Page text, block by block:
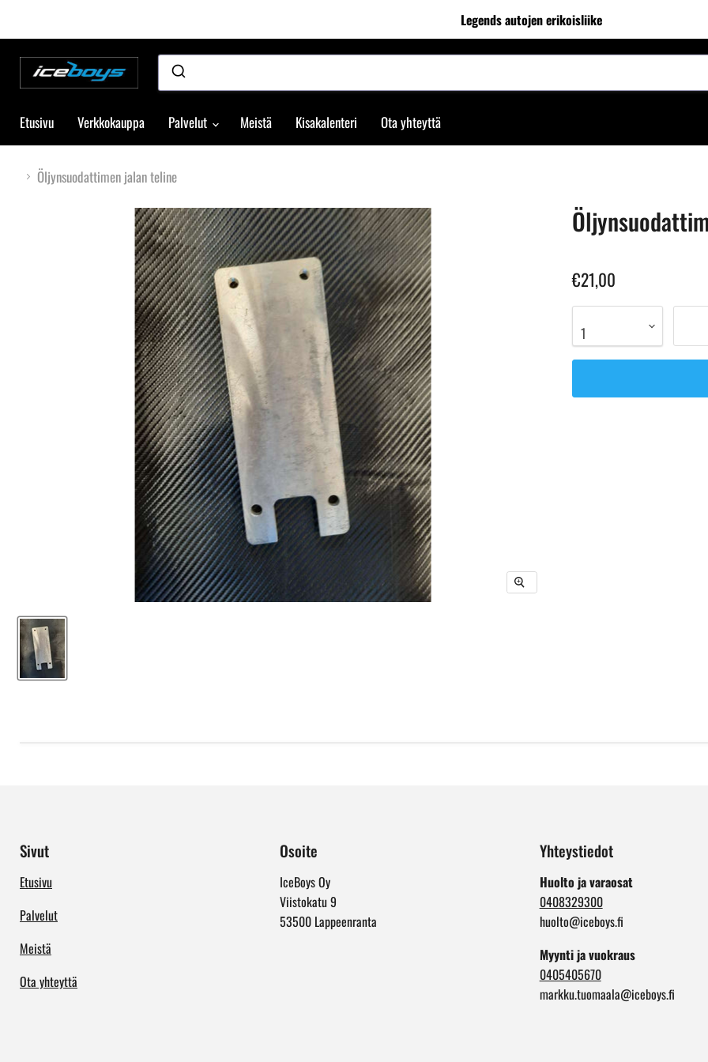
Legends autojen erikoisliike
Etusivu Verkkokauppa Palvelut Meistä Kisakalenteri Ota yhteyttä
Öljynsuodattimen jalan teline
€21,00
Sivut
Etusivu
Palvelut
Meistä
Ota yhteyttä
Osoite
IceBoys Oy
Viistokatu 9
53500 Lappeenranta
Yhteystiedot
Huolto ja varaosat
0408329300
huolto@iceboys.fi
Myynti ja vuokraus
0405405670
markku.tuomaala@iceboys.fi